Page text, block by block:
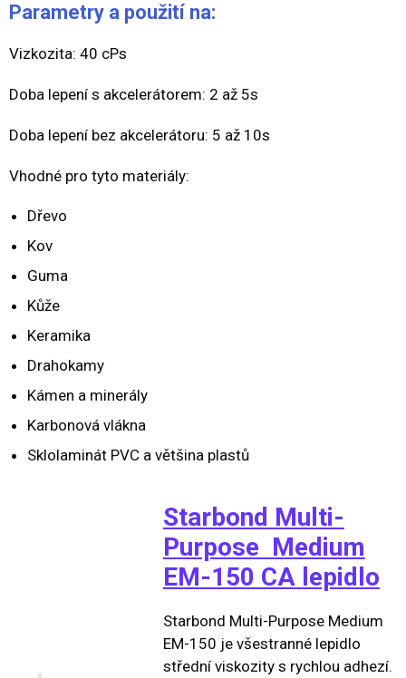
Parametry a použití na:
Vizkozita: 40 cPs
Doba lepení s akcelerátorem: 2 až 5s
Doba lepení bez akcelerátoru: 5 až 10s
Vhodné pro tyto materiály:
Dřevo
Kov
Guma
Kůže
Keramika
Drahokamy
Kámen a minerály
Karbonová vlákna
Sklolaminát PVC a většina plastů
Starbond Multi-
Purpose Medium
EM-150 CA lepidlo
Starbond Multi-Purpose Medium
EM-150 je všestranné lepidlo
střední viskozity s rychlou adhezí.